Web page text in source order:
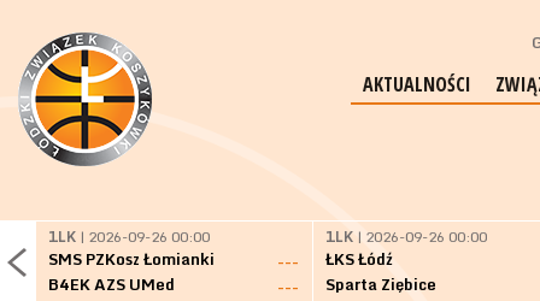
AKTUALNOŚCI
1LK | 2026-09-26 00:00
SMS PZKosz Łomianki
---
B4EK AZS UMed
---
1LK | 2026-09-26 00:00
ŁKS Łódź
Sparta Ziębice